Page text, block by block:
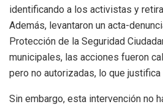
identificando a los activistas y
Además, levantaron un acta-
Protección de la Seguridad
municipales, las acciones fueron
pero no autorizadas, lo que
Sin embargo, esta intervención no